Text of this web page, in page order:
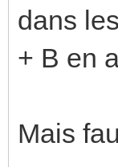
dans
+ B en
Mais